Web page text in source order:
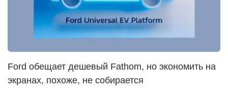
Ford обещает дешевый Fathom, но экономить на
экранах, похоже, не собирается